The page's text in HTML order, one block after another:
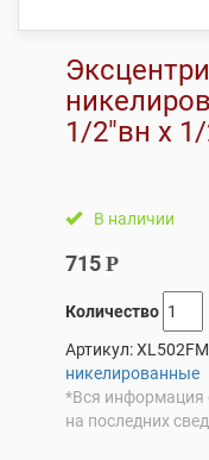
1/2″вн х
В наличии
715 Р
Количество
Артикул:ХL502FM
никелированные
*Вся информация
на последних